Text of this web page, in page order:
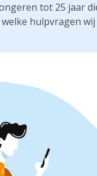
tot 25 jaar
hulpvragen